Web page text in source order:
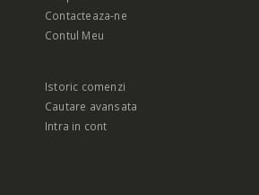
Contacteaza-ne
Contul Meu
Istoric comenzi
Cautare avansata
Intra in cont